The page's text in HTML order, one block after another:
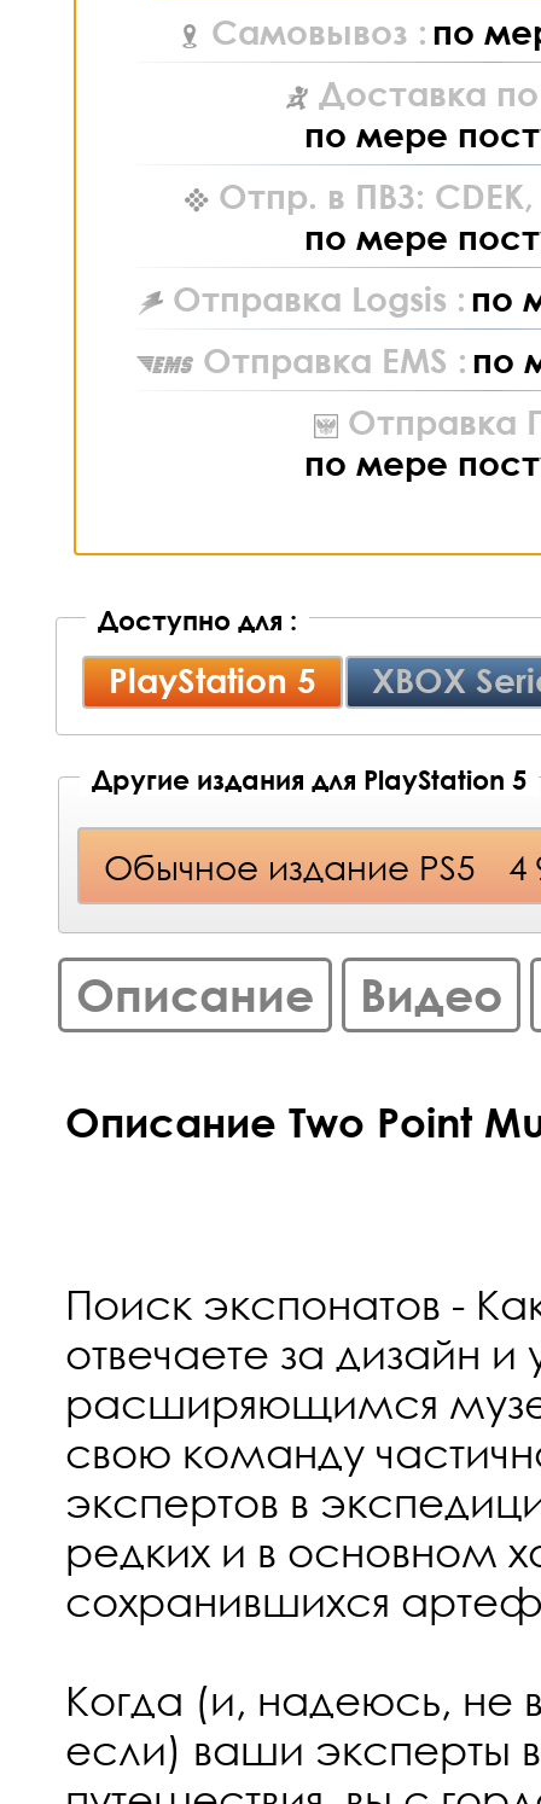
Самовывоз : по
Доставка
по мере
Отпр. в ПВЗ: CDEK,
по мере
Отправка Logsis : по
Отправка EMS : по
Отправка
по мере
Доступно для :
PlayStation 5 XBOX
Другие издания для PlayStation 5
Обычное издание PS5 4
Описание Видео
Описание Two Point
Поиск экспонатов -
отвечаете за дизайн
расширяющимся
свою команду
экспертов в
редких и в основном
сохранившихся
Когда (и, надеюсь, не
если) ваши эксперты